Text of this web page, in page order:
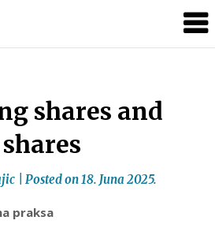
shares and
Posted on18. Juna 2025.
praksa